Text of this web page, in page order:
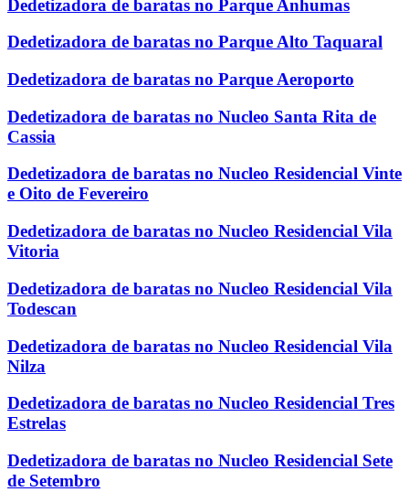
Dedetizadora de baratas no Parque Anhumas
Dedetizadora de baratas no Parque Alto Taquaral
Dedetizadora de baratas no Parque Aeroporto
Dedetizadora de baratas no Nucleo Santa Rita de
Cassia
Dedetizadora de baratas no Nucleo Residencial Vinte
e Oito de Fevereiro
Dedetizadora de baratas no Nucleo Residencial Vila
Vitoria
Dedetizadora de baratas no Nucleo Residencial Vila
Todescan
Dedetizadora de baratas no Nucleo Residencial Vila
Nilza
Dedetizadora de baratas no Nucleo Residencial Tres
Estrelas
Dedetizadora de baratas no Nucleo Residencial Sete
de Setembro